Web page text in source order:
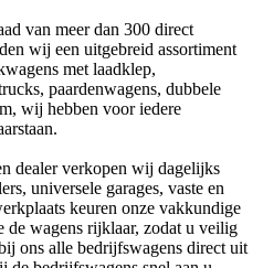
van meer dan 300 direct
wij een uitgebreid assortiment
met laadklep,
paardenwagens, dubbele
wij hebben voor iedere
dealer verkopen wij dagelijks
universele garages, vaste en
keuren onze vakkundige
de wagens rijklaar, zodat u veilig
ons alle bedrijfswagens direct uit